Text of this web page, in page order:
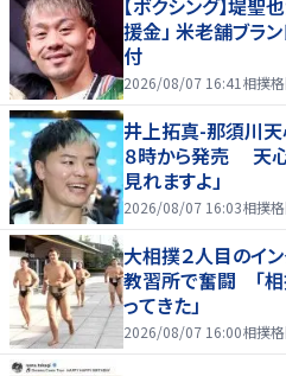
【ボクシング】堤
援金」 米老舗ブラ
付
2026/08/07 16:41 相撲
井上拓真-那須川天
８時から発売 天心
見れますよ」
2026/08/07 16:03相撲
大相撲２人目のイ
教習所で奮闘 「相
ってきた」
2026/08/07 16:00相撲